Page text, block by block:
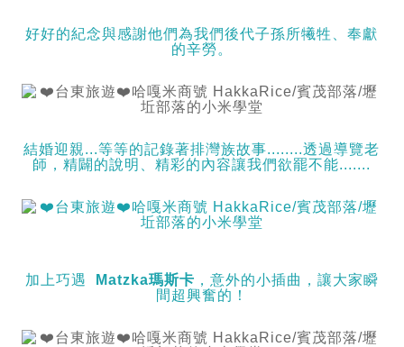
好好的紀念與感謝他們為我們後代子孫所犧牲、奉獻
的辛勞。
結婚迎親...等等的記錄著排灣族故事........透過導覽老
師，精闢的說明、精彩的內容讓我們欲罷不能.......
加上巧遇 Matzka瑪斯卡 ，意外的小插曲，讓大家瞬
間超興奮的！